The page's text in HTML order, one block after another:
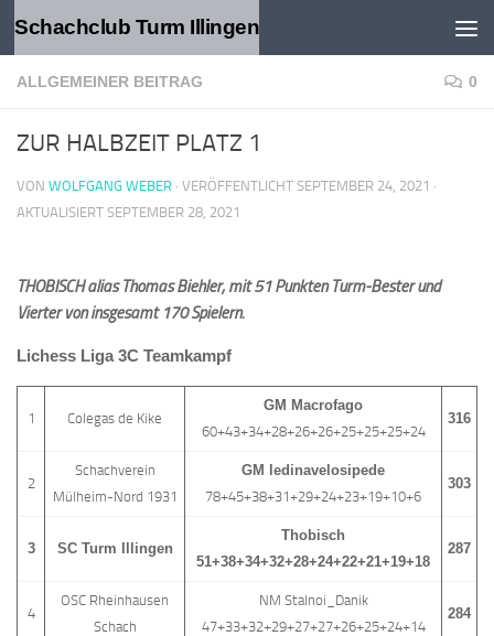
Zum Inhalt springen
Schachclub Turm Illingen
ALLGEMEINER BEITRAG 0
ZUR HALBZEIT PLATZ 1
VON WOLFGANG WEBER · VERÖFFENTLICHT SEPTEMBER 24, 2021 ·
AKTUALISIERT SEPTEMBER 28, 2021
THOBISCH alias Thomas Biehler, mit 51 Punkten Turm-Bester und
Vierter von insgesamt 170 Spielern.
Lichess Liga 3C Teamkampf
1 Colegas de Kike
GM Macrofago
60+43+34+28+26+26+25+25+25+24
316
2
Schachverein
Mülheim-Nord 1931
GM ledinavelosipede
78+45+38+31+29+24+23+19+10+6
303
3 SC Turm Illingen
Thobisch
51+38+34+32+28+24+22+21+19+18
287
4
OSC Rheinhausen
Schach
NM Stalnoi_Danik
47+33+32+29+27+27+26+25+24+14
284